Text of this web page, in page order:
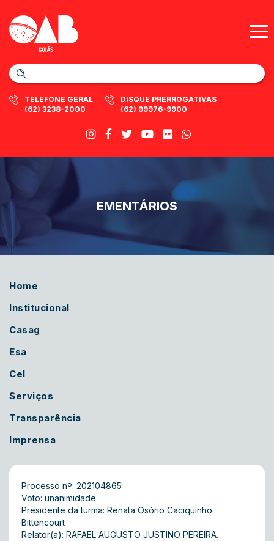
TELEFONE GERAL
(62) 3238-2000
DISQUE PRERROGATIVAS
(62) 99976-9900
EMENTÁRIOS
Home
Institucional
Casag
Esa
Cel
Serviços
Transparência
Imprensa
Processo nº: 202104865
Voto: unanimidade
Presidente da turma: Renata Osório Caciquinho
Bittencourt
Relator(a): RAFAEL AUGUSTO JUSTINO PEREIRA.